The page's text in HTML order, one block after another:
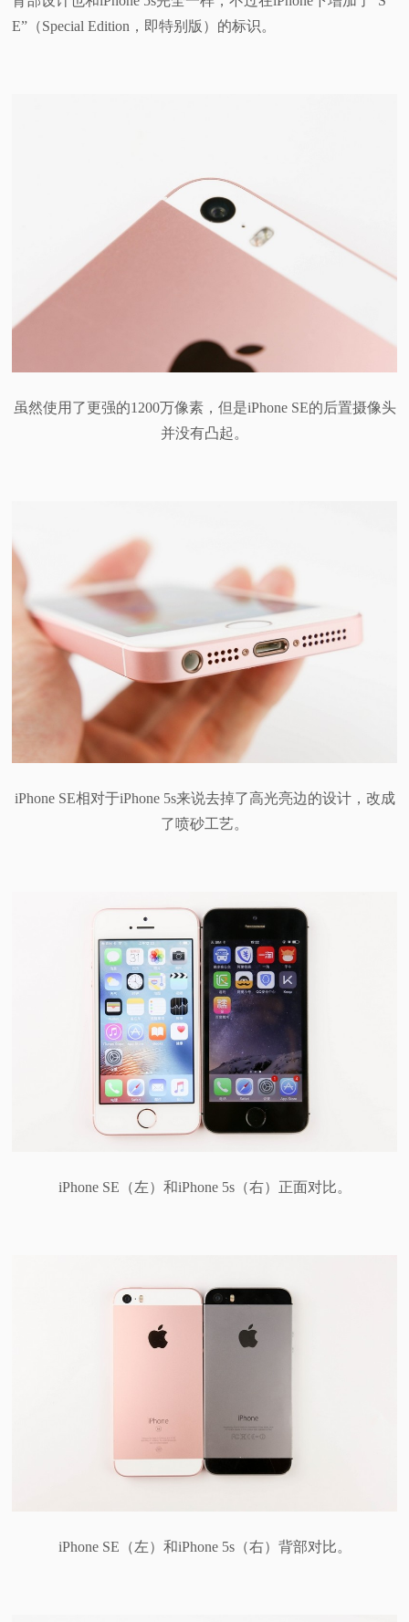
E”（Special Edition，即特别版）的标识。
虽然使用了更强的1200万像素，但是iPhone SE的后置摄像头
并没有凸起。
iPhone SE相对于iPhone 5s来说去掉了高光亮边的设计，改成
了喷砂工艺。
iPhone SE（左）和iPhone 5s（右）正面对比。
iPhone SE（左）和iPhone 5s（右）背部对比。